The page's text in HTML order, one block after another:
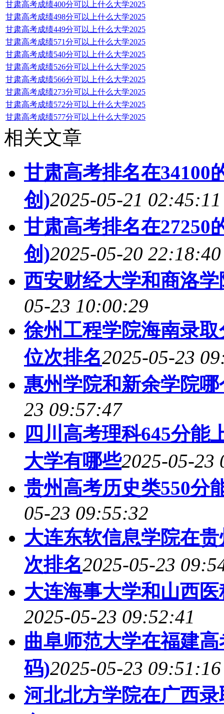
甘肃高考成绩400分可以上什么大学2025
甘肃高考成绩498分可以上什么大学2025
甘肃高考成绩449分可以上什么大学2025
甘肃高考成绩571分可以上什么大学2025
甘肃高考成绩540分可以上什么大学2025
甘肃高考成绩526分可以上什么大学2025
甘肃高考成绩566分可以上什么大学2025
甘肃高考成绩273分可以上什么大学2025
甘肃高考成绩572分可以上什么大学2025
甘肃高考成绩577分可以上什么大学2025
相关文章
甘肃高考排名在34100
创)2025-05-21 02:45:11
甘肃高考排名在27250
创)2025-05-20 22:18:40
西安财经大学和商洛
05-23 10:00:29
徐州工程学院海南录
位次排名2025-05-23
惠州学院和新余学院
23 09:57:47
四川高考理科645分能
大学有哪些2025-05-23
贵州高考历史类550分
05-23 09:55:32
大连东软信息学院在
次排名2025-05-23
大连海事大学和山西
2025-05-23 09:52:41
曲阜师范大学在福建
码)2025-05-23 09:51:16
河北北方学院在广西